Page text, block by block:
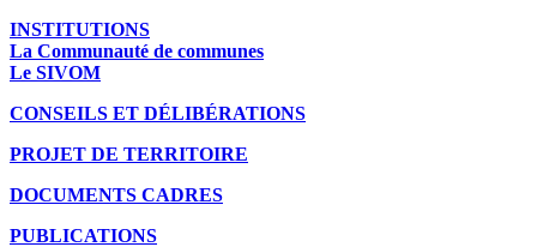
INSTITUTIONS
La Communauté de communes
Le SIVOM
CONSEILS ET DÉLIBÉRATIONS
PROJET DE TERRITOIRE
DOCUMENTS CADRES
PUBLICATIONS